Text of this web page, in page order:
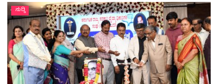
ಸುದ್ದಿ